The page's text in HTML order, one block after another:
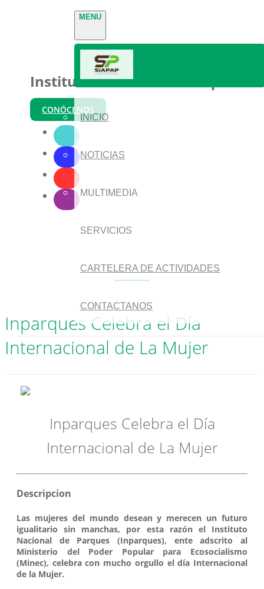
MENU
INICIO
NOTICIAS
MULTIMEDIA
SERVICIOS
CARTELERA DE ACTIVIDADES
CONTACTANOS
Instituto Nacional de Parques
CONÓCENOS
Inparques Celebra el Día
Internacional de La Mujer
Inparques Celebra el Día
Internacional de La Mujer
Descripcion
Las mujeres del mundo desean y merecen un futuro
igualitario sin manchas, por esta razón el Instituto
Nacional de Parques (Inparques), ente adscrito al
Ministerio del Poder Popular para Ecosocialismo
(Minec), celebra con mucho orgullo el día Internacional
de la Mujer.